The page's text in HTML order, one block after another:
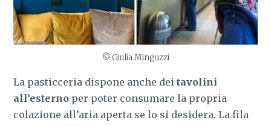
© Giulia Minguzzi
La pasticceria dispone anche deitavolini
all’esterno per poter consumare la propria
colazione all’aria aperta se lo si desidera. La fila